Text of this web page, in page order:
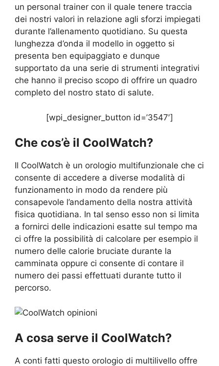
un personal trainer con il quale tenere traccia
dei nostri valori in relazione agli sforzi impiegati
durante l’allenamento quotidiano. Su questa
lunghezza d’onda il modello in oggetto si
presenta ben equipaggiato e dunque
supportato da una serie di strumenti integrativi
che hanno il preciso scopo di offrire un quadro
completo del nostro stato di salute.
[wpi_designer_button id=’3547′]
Che cos’è il CoolWatch?
Il CoolWatch è un orologio multifunzionale che ci
consente di accedere a diverse modalità di
funzionamento in modo da rendere più
consapevole l’andamento della nostra attività
fisica quotidiana. In tal senso esso non si limita
a fornirci delle indicazioni esatte sul tempo ma
ci offre la possibilità di calcolare per esempio il
numero delle calorie bruciate durante la
camminata oppure ci consente di contare il
numero dei passi effettuati durante tutto il
percorso.
A cosa serve il CoolWatch?
A conti fatti questo orologio di multilivello offre